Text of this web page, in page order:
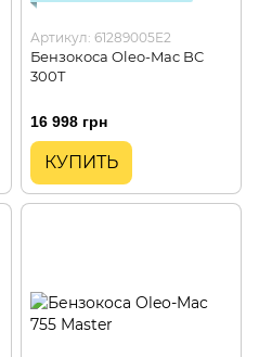
Артикул: 61289005E2
Бензокоса Oleo-Mac BC
300T
16 998 грн
КУПИТЬ